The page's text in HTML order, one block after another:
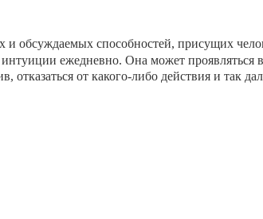
обсуждаемых способностей, присущих
ежедневно. Она может проявляться в
отказаться от какого-либо действия и так